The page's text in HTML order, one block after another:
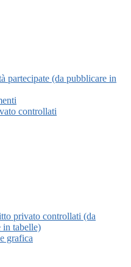
partecipate (da pubblicare in
controllati
privato controllati (da
in tabelle)
grafica